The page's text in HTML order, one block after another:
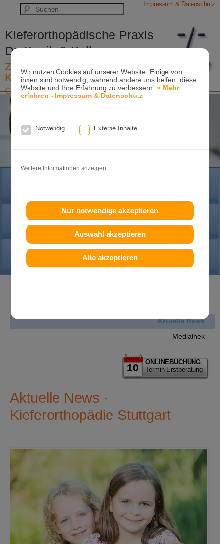
Wir nutzen Cookies auf unserer Website. Einige von
ihnen sind notwendig, während andere uns helfen, diese
Website und Ihre Erfahrung zu verbessern.» Mehr
erfahren - Impressum & Datenschutz
Notwendig Externe Inhalte
Weitere Informationen anzeigen
Nur notwendige akzeptieren
Auswahl akzeptieren
Alle akzeptieren
Impressum & Datenschutz
Kieferorthopädische Praxis
Dr. Konik & Kollegen
Zahn- und Kieferregulierungen für
Kinder und Erwachsene
Ganzheitliche-Kieferorthopädie
Erwachsenen-Kieferorthopädie
Tel. +49
PRAXIS
KONTAKT
Aktuelle News
Mediathek
August
10
ONLINEBUCHUNG
Termin Erstberatung
Aktuelle News ·
Kieferorthopädie Stuttgart